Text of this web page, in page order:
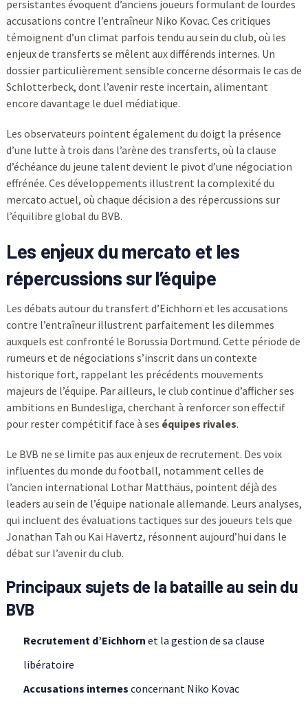
persistantes évoquent d’anciens joueurs formulant de lourdes
accusations contre l’entraîneur Niko Kovac. Ces critiques
témoignent d’un climat parfois tendu au sein du club, où les
enjeux de transferts se mêlent aux différends internes. Un
dossier particulièrement sensible concerne désormais le cas de
Schlotterbeck, dont l’avenir reste incertain, alimentant
encore davantage le duel médiatique.
Les observateurs pointent également du doigt la présence
d’une lutte à trois dans l’arène des transferts, où la clause
d’échéance du jeune talent devient le pivot d’une négociation
effrénée. Ces développements illustrent la complexité du
mercato actuel, où chaque décision a des répercussions sur
l’équilibre global du BVB.
Les enjeux du mercato et les
répercussions sur l’équipe
Les débats autour du transfert d’Eichhorn et les accusations
contre l’entraîneur illustrent parfaitement les dilemmes
auxquels est confronté le Borussia Dortmund. Cette période de
rumeurs et de négociations s’inscrit dans un contexte
historique fort, rappelant les précédents mouvements
majeurs de l’équipe. Par ailleurs, le club continue d’afficher ses
ambitions en Bundesliga, cherchant à renforcer son effectif
pour rester compétitif face à ses équipes rivales.
Le BVB ne se limite pas aux enjeux de recrutement. Des voix
influentes du monde du football, notamment celles de
l’ancien international Lothar Matthäus, pointent déjà des
leaders au sein de l’équipe nationale allemande. Leurs analyses,
qui incluent des évaluations tactiques sur des joueurs tels que
Jonathan Tah ou Kai Havertz, résonnent aujourd’hui dans le
débat sur l’avenir du club.
Principaux sujets de la bataille au sein du
BVB
Recrutement d’Eichhorn et la gestion de sa clause
libératoire
Accusations internes concernant Niko Kovac